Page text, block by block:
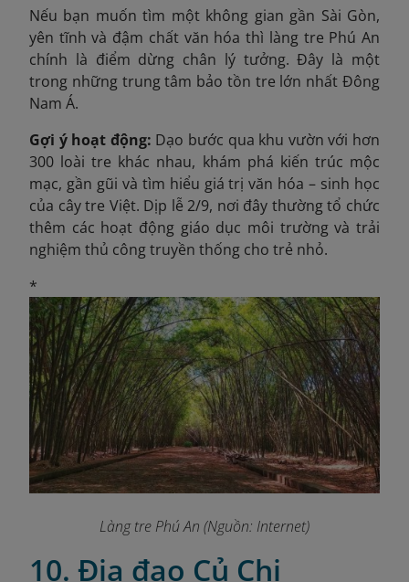
Nếu bạn muốn tìm một không gian gần Sài Gòn,
yên tĩnh và đậm chất văn hóa thì làng tre Phú An
chính là điểm dừng chân lý tưởng. Đây là một
trong những trung tâm bảo tồn tre lớn nhất Đông
Nam Á.
Gợi ý hoạt động: Dạo bước qua khu vườn với hơn
300 loài tre khác nhau, khám phá kiến trúc mộc
mạc, gần gũi và tìm hiểu giá trị văn hóa – sinh học
của cây tre Việt. Dịp lễ 2/9, nơi đây thường tổ chức
thêm các hoạt động giáo dục môi trường và trải
nghiệm thủ công truyền thống cho trẻ nhỏ.
*
Làng tre Phú An (Nguồn: Internet)
10. Địa đạo Củ Chi